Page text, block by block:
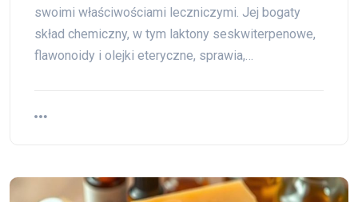
swoimi właściwościami leczniczymi. Jej bogaty
skład chemiczny, w tym laktony seskwiterpenowe,
flawonoidy i olejki eteryczne, sprawia,…